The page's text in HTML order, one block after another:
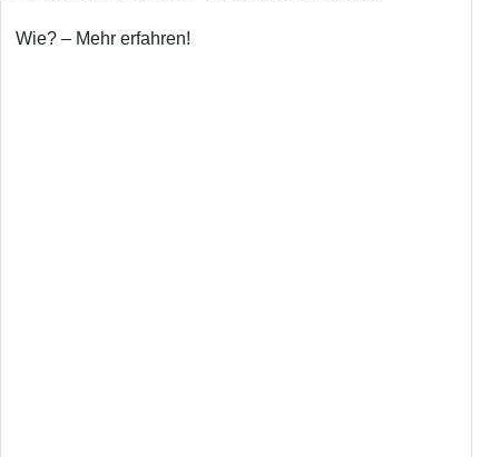
Wie? – Mehr erfahren!